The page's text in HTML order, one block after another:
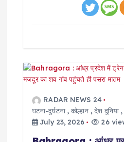
RADAR NEWS 24
घटना-दुर्घटना,कोल्हान,देश दुनिया,
July 23, 2026
26